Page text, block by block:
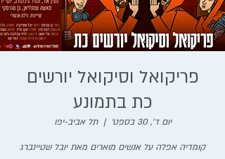
פריקואל וסיקואל יורשים
כת בתמונע
יום ד׳, 30 בספט׳
  |
תל אביב-יפו
קומדיה אפלה על אנשים מוארים מאת יובל שטיינברג